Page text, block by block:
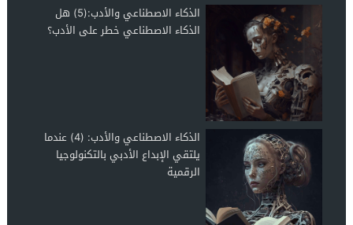
الذكاء الاصطناعي والأدب:(5) هل
الذكاء الاصطناعي خطر على الأدب؟
الذكاء الاصطناعي والأدب: (4) عندما
يلتقي الإبداع الأدبي بالتكنولوجيا
الرقمية